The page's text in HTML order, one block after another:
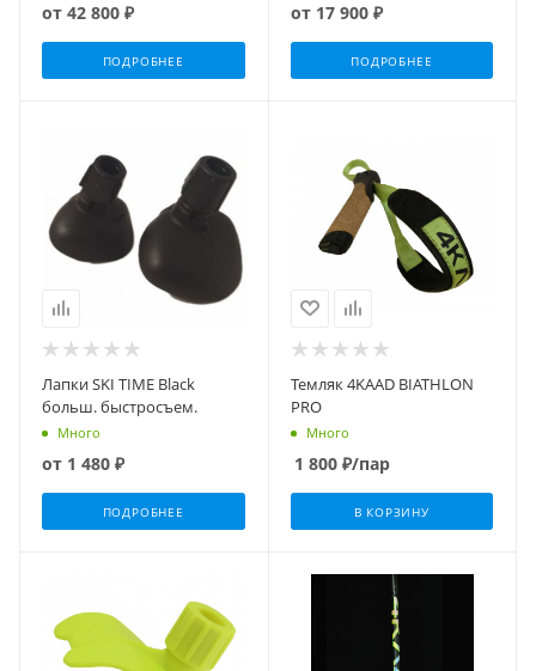
от 42 800 ₽
ПОДРОБНЕЕ
от 17 900 ₽
ПОДРОБНЕЕ
Лапки SKI TIME Black
больш. быстросъем.
Много
от 1 480 ₽
ПОДРОБНЕЕ
Темляк 4KAAD BIATHLON
PRO
Много
1 800₽/пар
В КОРЗИНУ